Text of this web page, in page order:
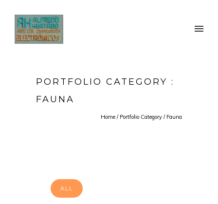
PORTFOLIO CATEGORY :
FAUNA
Home / Portfolio Category / Fauna
ALL